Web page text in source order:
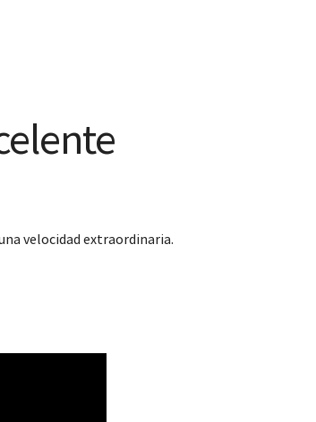
velocidad extraordinaria.